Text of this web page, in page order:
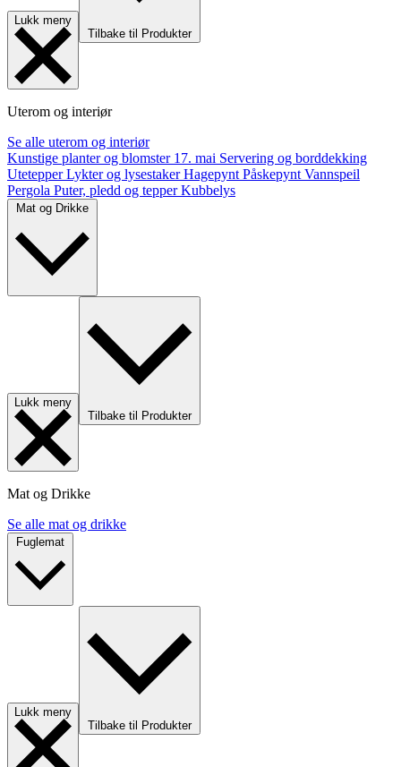
Lukk meny
Tilbake til Produkter
Uterom og interiør
Se alle uterom og interiør
Kunstige planter og blomster 17. mai Servering og borddekking
UtetepperLykter og lysestakerHagepynt Påskepynt Vannspeil
Pergola Puter, pledd og tepperKubbelys
Lukk meny
Tilbake til Produkter
Mat og Drikke
Se alle mat og drikke
Lukk meny
Tilbake til Produkter